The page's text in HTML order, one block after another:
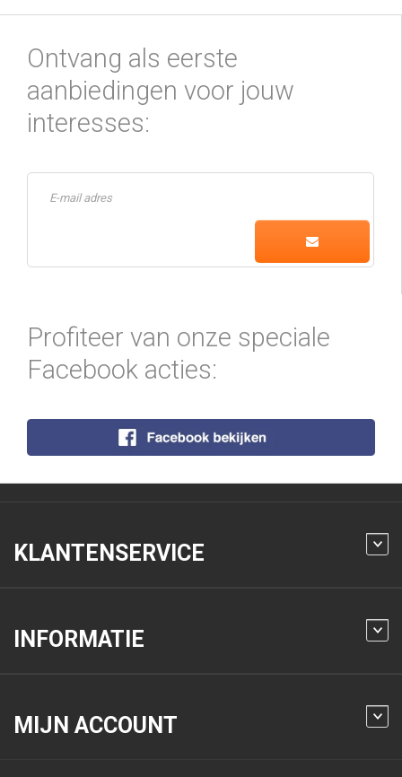
Ontvang als eerste
aanbiedingen voor jouw
interesses:
Profiteer van onze speciale
Facebook acties:
KLANTENSERVICE
INFORMATIE
MIJN ACCOUNT